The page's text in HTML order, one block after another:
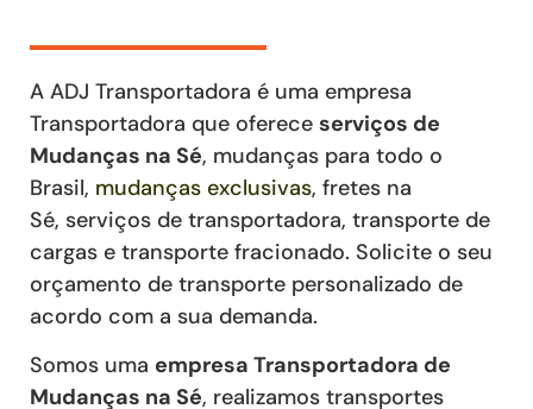
A ADJ Transportadora é uma empresa
Transportadora que oferece serviços de
Mudanças na Sé, mudanças para todo o
Brasil, mudanças exclusivas, fretes na
Sé, serviços de transportadora, transporte de
cargas e transporte fracionado. Solicite o seu
orçamento de transporte personalizado de
acordo com a sua demanda.
Somos uma empresa Transportadora de
Mudanças na Sé, realizamos transportes